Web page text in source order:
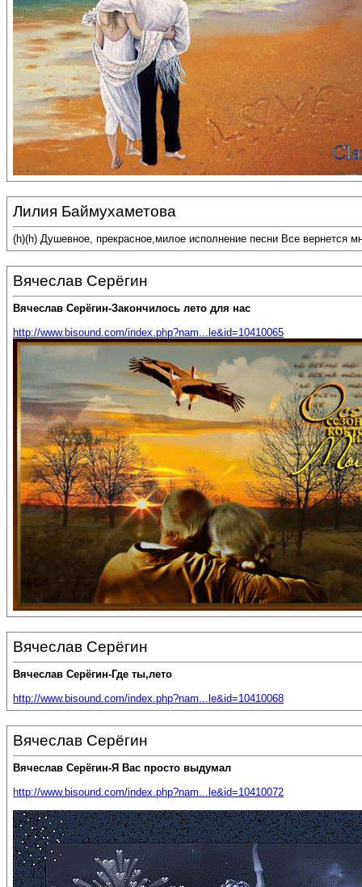
Лилия Баймухаметова
(h)(h) Душевное, прекрасное,милое исполнение песни Все вернется
Вячеслав Серёгин
Вячеслав Серёгин-Закончилось лето для нас
http://www.bisound.com/index.php?nam...le&id=10410065
Вячеслав Серёгин
Вячеслав Серёгин-Где ты,лето
http://www.bisound.com/index.php?nam...le&id=10410068
Вячеслав Серёгин
Вячеслав Серёгин-Я Вас просто выдумал
http://www.bisound.com/index.php?nam...le&id=10410072